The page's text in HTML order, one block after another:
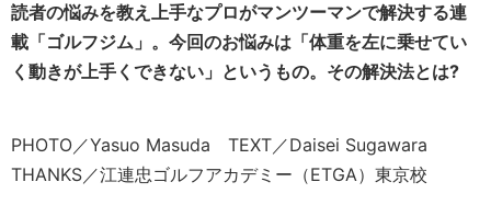
読者の悩みを教え上手なプロがマンツーマンで解決する連
載「ゴルフジム」。今回のお悩みは「体重を左に乗せてい
く動きが上手くできない」というもの。その解決法とは?
PHOTO／Yasuo Masuda TEXT／Daisei Sugawara
THANKS／江連忠ゴルフアカデミー（ETGA）東京校